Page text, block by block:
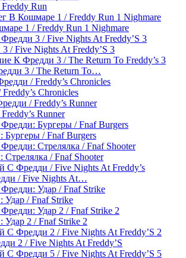
Run
1 / Freddy Run 1 Nighmare
/ Five Nights At Freddy’S 3
3 / The Return To…
Chronicles
Runner
/ Fnaf Burgers
/ Fnaf Shooter
/ Five Nights At…
/ Fnaf Strike
2 / Fnaf Strike 2
2 / Five Nights At Freddy’S